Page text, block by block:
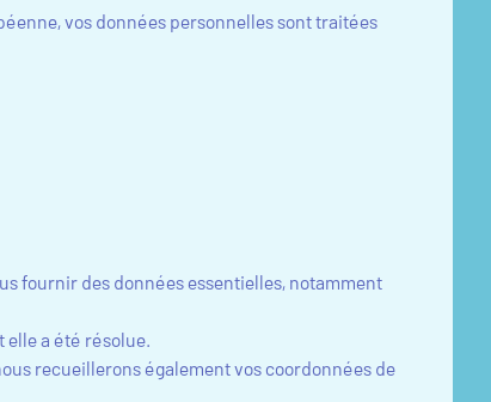
vos données personnelles sont traitées
fournir des données essentielles, notamment
a été résolue.
recueillerons également vos coordonnées de